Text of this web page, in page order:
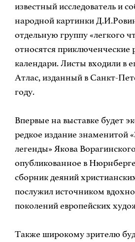
известный исследователь и
народной картинки
отдельную группу «легкого
относятся приключенческие
календари. Листы входили в
Атлас, изданный в Санкт-
году.
Впервые на выставке будет
редкое издание знаменитой
легенды» Якова
опубликованное в Нюрнберге
сборник деяний
послужил источником
поколений европейских
Также широкому зрителю